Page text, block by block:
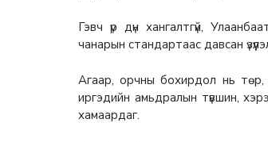
Гэвч үр дүн хангалтгүй,
чанарын стандартаас давсан
Агаар, орчны бохирдол нь төр,
иргэдийн амьдралын түвшин,
хамаардаг.